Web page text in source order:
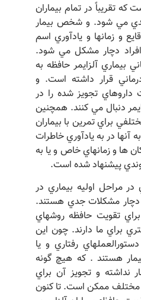
تقريباً در تمام بيماران
مي شود. و شخص بيمار
و زمانها و يادآوري اسم
دچار مشكل مي شود.
بيماري آلزايمر حافظه به
قرار داشته است. و
داروهاي تجويز شده را در
دنبال مي كنند. همچنين
براي تمرين با بيماران
در به يادآوري خاطرات
ها و زمانهاي خاص و يا به
پيشنهاد شده است.
در مراحل اوليه بيماري در
مشكلات جدي هستند.
تقويت حافظه روشهاي
براي ما دارند. چون اين
رفتاري و يا
هستند . كه هيچ گونه
نداشته و تجويز آن براي
ممكن است. تا كنون